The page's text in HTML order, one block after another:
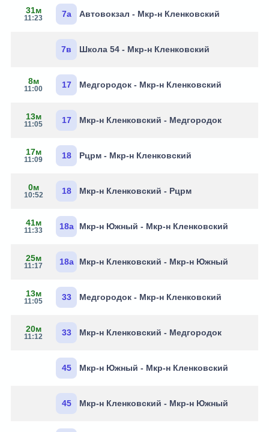
31м
11:23 7а Автовокзал - Мкр-н Кленковский
7в Школа 54 - Мкр-н Кленковский
8м
11:00 17 Медгородок - Мкр-н Кленковский
13м
11:05 17 Мкр-н Кленковский - Медгородок
17м
11:09 18 Рцрм - Мкр-н Кленковский
0м
10:52 18 Мкр-н Кленковский - Рцрм
41м
11:33 18а Мкр-н Южный - Мкр-н Кленковский
25м
11:17 18а Мкр-н Кленковский - Мкр-н Южный
13м
11:05 33 Медгородок - Мкр-н Кленковский
20м
11:12 33 Мкр-н Кленковский - Медгородок
45 Мкр-н Южный - Мкр-н Кленковский
45 Мкр-н Кленковский - Мкр-н Южный